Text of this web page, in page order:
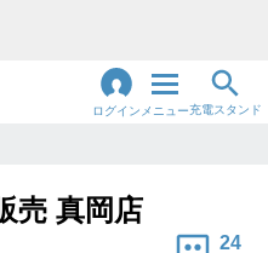
ログイン メニュー充電スタンド
索
売 真岡店
24